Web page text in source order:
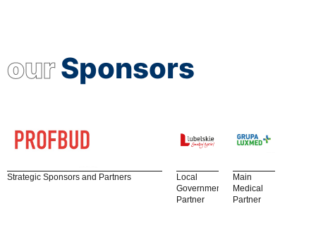
ourSponsors
Strategic Sponsors and Partners
Local
Government
Partner
Main
Medical
Partner